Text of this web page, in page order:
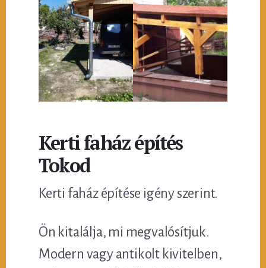
Kerti faház építés
Tokod
Kerti faház építése igény szerint.
Ön kitalálja, mi megvalósítjuk.
Modern vagy antikolt kivitelben,